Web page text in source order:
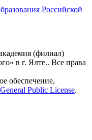
(филиал)
в г. Ялте.. Все права
обеспечение,
Public License.